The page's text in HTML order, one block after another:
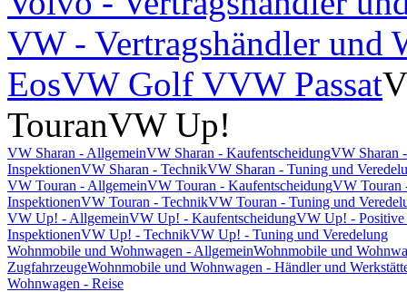
VW - Vertragshändler und
EosVW Golf VVW Passat
TouranVW Up!
VW Sharan - AllgemeinVW Sharan - KaufentscheidungVW Sharan
InspektionenVW Sharan - TechnikVW Sharan - Tuning und
VW Touran - AllgemeinVW Touran - KaufentscheidungVW Touran
InspektionenVW Touran - TechnikVW Touran - Tuning und
VW Up! - AllgemeinVW Up! - KaufentscheidungVW Up! - Positive
InspektionenVW Up! - TechnikVW Up! - Tuning und Veredelung
Wohnmobile und Wohnwagen - AllgemeinWohnmobile und
ZugfahrzeugeWohnmobile und Wohnwagen - Händler und
Wohnwagen - Reise